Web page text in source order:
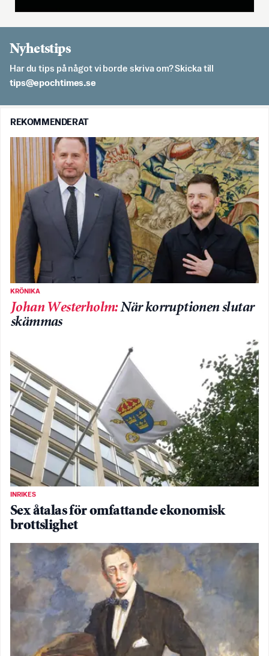
Nyhetstips
Har du tips på något vi borde skriva om? Skicka till
es.semithcope@spit
REKOMMENDERAT
KRÖNIKA
Johan Westerholm:När korruptionen slutar
skämmas
INRIKES
Sex åtalas för omfattande ekonomisk
brottslighet